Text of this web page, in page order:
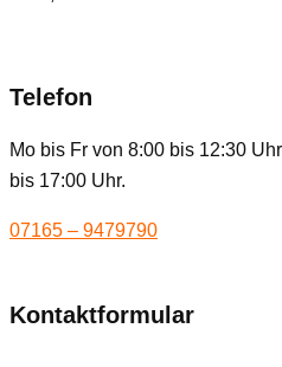
Telefon
Mo bis Fr von 8:00 bis 12:30
bis 17:00 Uhr.
07165 – 9479790
Kontaktformular